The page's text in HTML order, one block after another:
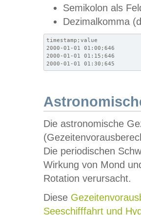
Semikolon als
Dezimalkomma
timestamp;value
2000-01-01 01:00;646
2000-01-01 01:15;646
2000-01-01 01:30;645
Die astronomische
Die periodischen
Wirkung von Mond
Rotation verursacht.
Diese
Seeschifffahrt und